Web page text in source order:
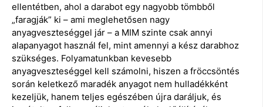
ellentétben, ahol a darabot egy nagyobb tömbből
„faragják” ki – ami meglehetősen nagy
anyagveszteséggel jár – a MIM szinte csak annyi
alapanyagot használ fel, mint amennyi a kész darabhoz
szükséges. Folyamatunkban kevesebb
anyagveszteséggel kell számolni, hiszen a fröccsöntés
során keletkező maradék anyagot nem hulladékként
kezeljük, hanem teljes egészében újra daráljuk, és